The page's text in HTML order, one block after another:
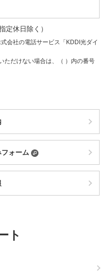
定休日除く）
会社の電話サービス「KDDI光ダイ
ただけない場合は、（ ）内の番号
ォーム
ト